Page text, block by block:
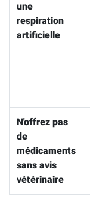
une
respiration
artificielle
N'offrez pas
de
médicaments
sans avis
vétérinaire